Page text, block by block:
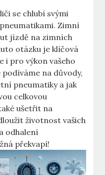
se chlubí svými
Zimní
jízdě na zimních
otázku je klíčová
i pro výkon vašeho
na důvody,
pneumatiky a jak
celkovou
ušetřit na
životnost vašich
odhalení
překvapí!